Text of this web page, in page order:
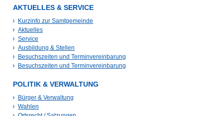
AKTUELLES & SERVICE
Kurzinfo zur Samtgemeinde
Aktuelles
Service
Ausbildung & Stellen
Besuchszeiten und Terminvereinbarung
Besuchszeiten und Terminvereinbarung
POLITIK & VERWALTUNG
Bürger & Verwaltung
Wahlen